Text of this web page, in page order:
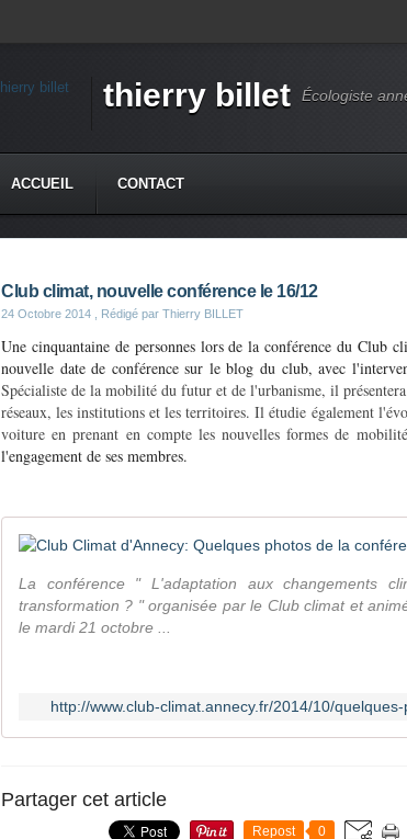
thierry billet Écologiste
ACCUEIL CONTACT
Club climat, nouvelle conférence le 16/12
24 Octobre 2014 , Rédigé par Thierry BILLET
Une cinquantaine de personnes lors de la conférence du Club
nouvelle date de conférence sur le blog du club, avec
Spécialiste de la mobilité du futur et de l'urbanisme, il
réseaux, les institutions et les territoires. Il étudie également
voiture en prenant en compte les nouvelles formes de
l'engagement de ses membres.
La conférence " L'adaptation aux changements
transformation ? " organisée par le Club climat et
le mardi 21 octobre ...
http://www.club-climat.annecy.fr/2014/10/
Partager cet article
Repost 0